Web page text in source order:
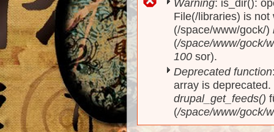
Hibaüzenet
Warning: is_dir():
File(/libraries) is
(/space/www/gock/)
(/space/www/gock/
100 sor).
Deprecated function
array is
drupal_get_feeds()
(/space/www/gock/